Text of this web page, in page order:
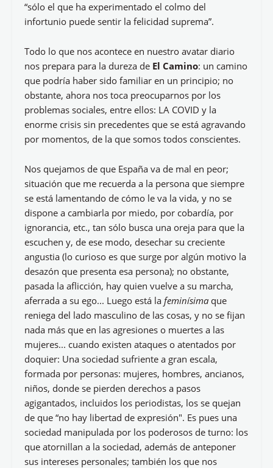
“sólo el que ha experimentado el colmo del
infortunio puede sentir la felicidad suprema”.
Todo lo que nos acontece en nuestro avatar diario
nos prepara para la dureza de El Camino: un camino
que podría haber sido familiar en un principio; no
obstante, ahora nos toca preocuparnos por los
problemas sociales, entre ellos: LA COVID y la
enorme crisis sin precedentes que se está agravando
por momentos, de la que somos todos conscientes.
Nos quejamos de que España va de mal en peor;
situación que me recuerda a la persona que siempre
se está lamentando de cómo le va la vida, y no se
dispone a cambiarla por miedo, por cobardía, por
ignorancia, etc., tan sólo busca una oreja para que la
escuchen y, de ese modo, desechar su creciente
angustia (lo curioso es que surge por algún motivo la
desazón que presenta esa persona); no obstante,
pasada la aflicción, hay quien vuelve a su marcha,
aferrada a su ego... Luego está la feminísima que
reniega del lado masculino de las cosas, y no se fijan
nada más que en las agresiones o muertes a las
mujeres... cuando existen ataques o atentados por
doquier: Una sociedad sufriente a gran escala,
formada por personas: mujeres, hombres, ancianos,
niños, donde se pierden derechos a pasos
agigantados, incluidos los periodistas, los se quejan
de que “no hay libertad de expresión". Es pues una
sociedad manipulada por los poderosos de turno: los
que atornillan a la sociedad, además de anteponer
sus intereses personales; también los que nos